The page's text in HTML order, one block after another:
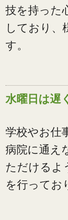
技を持った
しており、
す。
水曜日は遅
学校やお仕
病院に通え
ただけるよ
を行ってお